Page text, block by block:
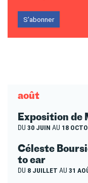
S’abonner
août
Exposition de
DU 30 JUIN AU 18
Céleste
to ear
DU 8 JUILLET AU 31